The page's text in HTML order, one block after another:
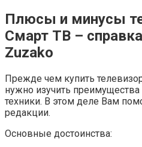
Плюсы и минусы
Смарт ТВ –
Zuzako
Прежде чем купить
нужно изучить преимущества
техники. В этом деле Вам
редакции.
Основные достоинства: